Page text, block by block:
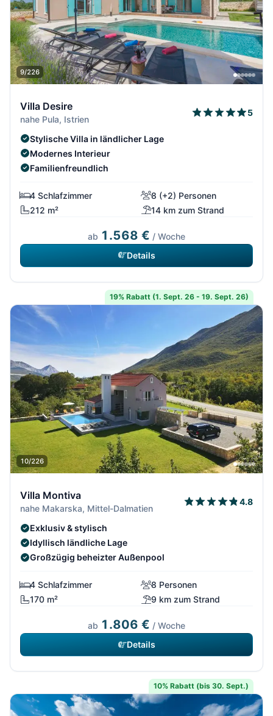
9/226
Villa Desire
nahe Pula, Istrien
5
Stylische Villa in ländlicher Lage
Modernes Interieur
Familienfreundlich
4 Schlafzimmer
8 (+2) Personen
212 m²
14 km zum Strand
ab 1.568 € / Woche
Details
19% Rabatt (1. Sept. 26 - 19. Sept. 26)
10/226
Villa Montiva
nahe Makarska, Mittel-Dalmatien
4.8
Exklusiv & stylisch
Idyllisch ländliche Lage
Großzügig beheizter Außenpool
4 Schlafzimmer
8 Personen
170 m²
9 km zum Strand
ab 1.806 € / Woche
Details
10% Rabatt (bis 30. Sept.)